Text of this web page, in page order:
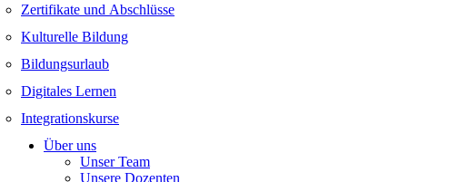
Zertifikate und Abschlüsse
Kulturelle Bildung
Bildungsurlaub
Digitales Lernen
Integrationskurse
Über uns
Unser Team
Unsere Dozenten